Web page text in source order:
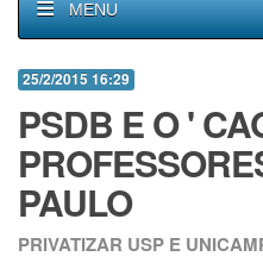
MENU
25/2/2015 16:29
PSDB E O '
PAULO
PRIVATIZAR USP E